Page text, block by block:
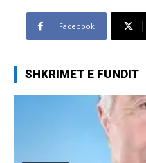
Facebook
SHKRIMET E FUNDIT